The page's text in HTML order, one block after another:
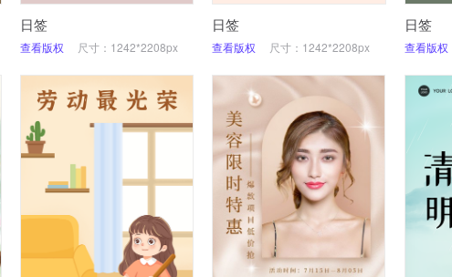
日签
查看版权 尺寸：1242*2208px
日签
查看版权 尺寸：1242*2208px
日签
查看版权